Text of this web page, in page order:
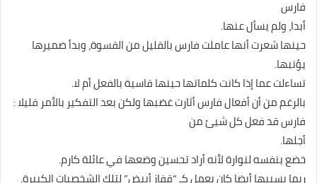
فارس
أبدا، ولم يسأل عنها.
حينها شعرت أنها عاملت فارس بالقليل من القسوة، وبدأ ضميرها
يؤنبها.
تساءلت عما إذا كانت كلماتها حينها قاسية بالفعل أم لا.
بالرغم من أن أفعال فارس أثارت غضبها ولكن بعد التفكير بالأمر قليلا :
فارس قد فعل كل شيئ من
أجلها.
خضع بنفسه لنوارة لأنه أراد تحسين وضعها في عائلة كارم.
ربما يسببها أيضا كان يعمل كـ “قفاز أبيض” لتلك الشخصيات الكبيرة.